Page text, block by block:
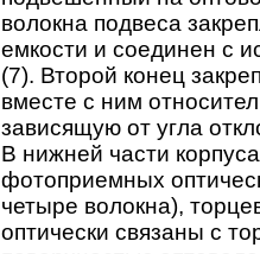
волокна подвеса
емкости и соединен с
(7). Второй конец
вместе с ним
зависящую от угла
В нижней части
фотоприемных
четыре волокна),
оптически связаны с